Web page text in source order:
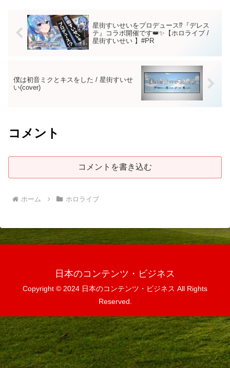
星街すいせいをプロデュース⁉『デレス
テ』コラボ開催です👑✨【ホロライブ /
星街すいせい 】#PR
僕は初音ミクとキスをした / 星街すいせ
い(cover)
コメント
コメントを書き込む
ホーム ホロライブ
日本のコンテンツ・ビジネス
Copyright © 2024 日本のコンテンツ・ビジネス All Rights
Reserved.